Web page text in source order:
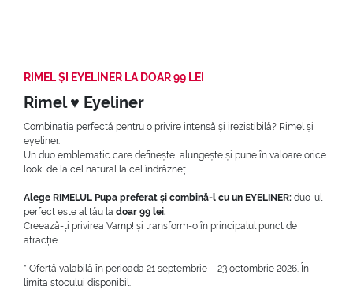
RIMEL ȘI EYELINER LA DOAR 99 LEI
Rimel ♥ Eyeliner
Combinația perfectă pentru o privire intensă și irezistibilă? Rimel și
eyeliner.
Un duo emblematic care definește, alungește și pune în valoare orice
look, de la cel natural la cel îndrăzneț.
Alege RIMELUL Pupa preferat și combină-l cu un EYELINER: duo-ul
perfect este al tău la doar 99 lei.
Creează-ți privirea Vamp! și transform-o în principalul punct de
atracție.
* Ofertă valabilă în perioada 21 septembrie – 23 octombrie 2026. În
limita stocului disponibil.